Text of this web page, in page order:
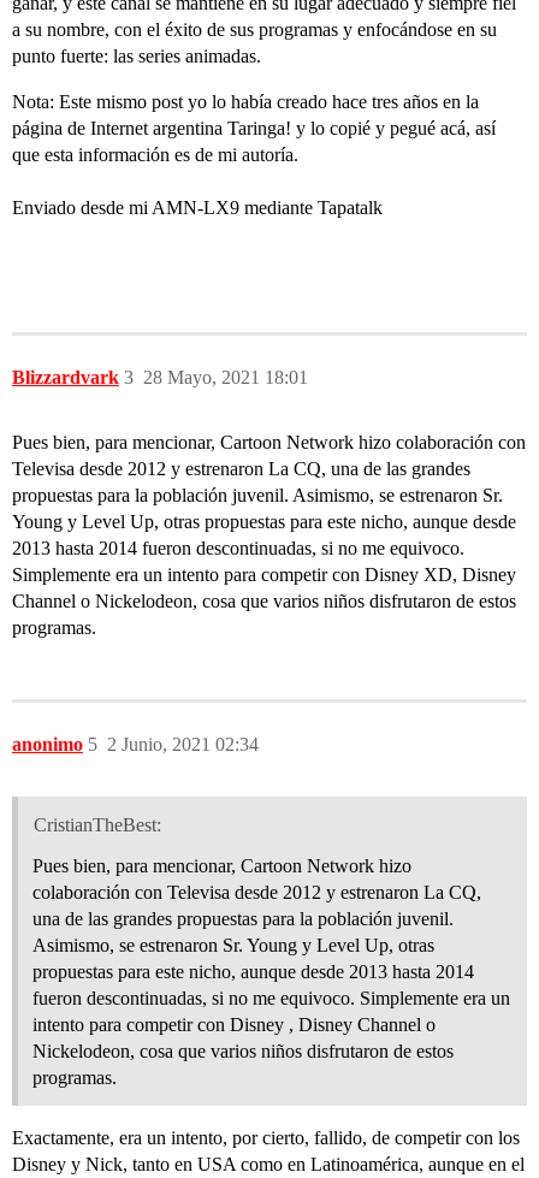
a su nombre, con el éxito de sus programas y enfocándose en su
punto fuerte: las series animadas.
Nota: Este mismo post yo lo había creado hace tres años en la
página de Internet argentina Taringa! y lo copié y pegué acá, así
que esta información es de mi autoría.
Enviado desde mi AMN-LX9 mediante Tapatalk
Blizzardvark 28 Mayo, 2021 18:01
3
Pues bien, para mencionar, Cartoon Network hizo colaboración con
Televisa desde 2012 y estrenaron La CQ, una de las grandes
propuestas para la población juvenil. Asimismo, se estrenaron Sr.
Young y Level Up, otras propuestas para este nicho, aunque desde
2013 hasta 2014 fueron descontinuadas, si no me equivoco.
Simplemente era un intento para competir con Disney XD, Disney
Channel o Nickelodeon, cosa que varios niños disfrutaron de estos
programas.
anonimo 2 Junio, 2021 02:34
5
CristianTheBest:
Pues bien, para mencionar, Cartoon Network hizo
colaboración con Televisa desde 2012 y estrenaron La CQ,
una de las grandes propuestas para la población juvenil.
Asimismo, se estrenaron Sr. Young y Level Up, otras
propuestas para este nicho, aunque desde 2013 hasta 2014
fueron descontinuadas, si no me equivoco. Simplemente era un
intento para competir con Disney , Disney Channel o
Nickelodeon, cosa que varios niños disfrutaron de estos
programas.
Exactamente, era un intento, por cierto, fallido, de competir con los
Disney y Nick, tanto en USA como en Latinoamérica, aunque en el